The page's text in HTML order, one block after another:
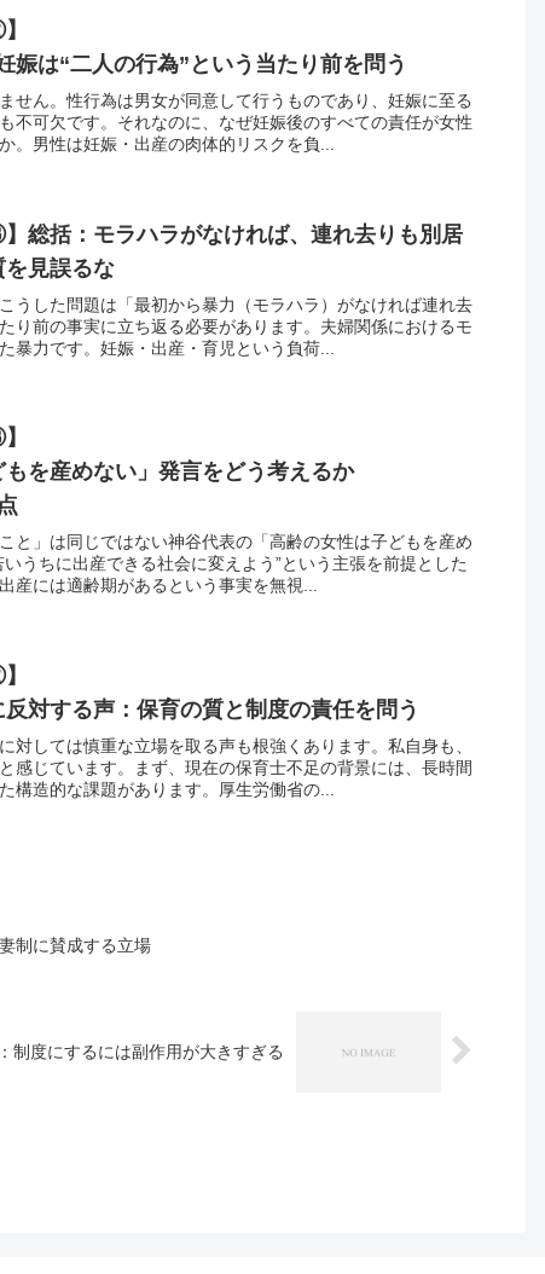
は“二人の行為”という当たり前を問う
せん。性行為は男女が同意して行うものであり、妊娠に至る
不可欠です。それなのに、なぜ妊娠後のすべての責任が女性
。男性は妊娠・出産の肉体的リスクを負...
総括：モラハラがなければ、連れ去りも別居
見誤るな
うした問題は「最初から暴力（モラハラ）がなければ連れ去
り前の事実に立ち返る必要があります。夫婦関係におけるモ
暴力です。妊娠・出産・育児という負荷...
を産めない」発言をどう考えるか
と」は同じではない神谷代表の「高齢の女性は子どもを産め
うちに出産できる社会に変えよう”という主張を前提とした
産には適齢期があるという事実を無視...
対する声：保育の質と制度の責任を問う
対しては慎重な立場を取る声も根強くあります。私自身も、
感じています。まず、現在の保育士不足の背景には、長時間
構造的な課題があります。厚生労働省の...
制に賛成する立場
制度にするには副作用が大きすぎる